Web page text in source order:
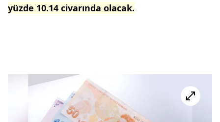
yüzde 10.14 civarında olacak.